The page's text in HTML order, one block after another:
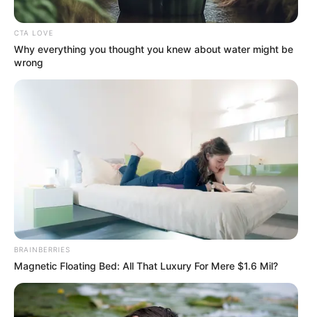
(foto: instagram/tetamovie)
CTA LOVE
Why everything you thought you knew about water might be
wrong
BRAINBERRIES
Magnetic Floating Bed: All That Luxury For Mere $1.6 Mil?